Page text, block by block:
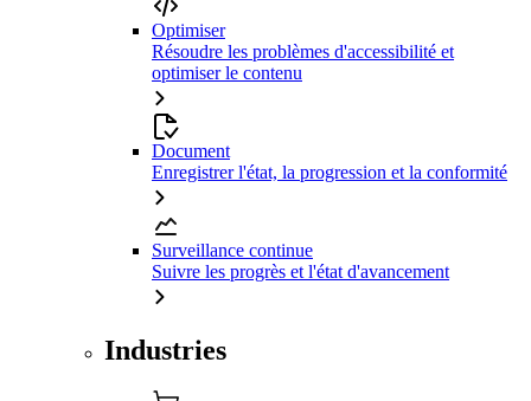
Optimiser
Résoudre les problèmes d'accessibilité et
optimiser le contenu
Document
Enregistrer l'état, la progression et la conformité
Surveillance continue
Suivre les progrès et l'état d'avancement
Industries